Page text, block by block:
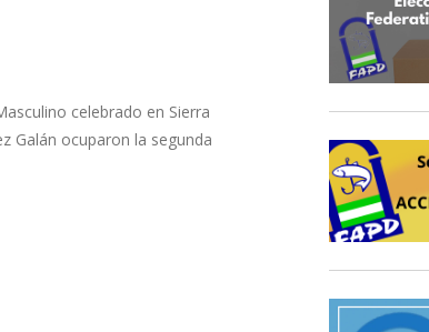
celebrado en Sierra
Galán ocuparon la segunda